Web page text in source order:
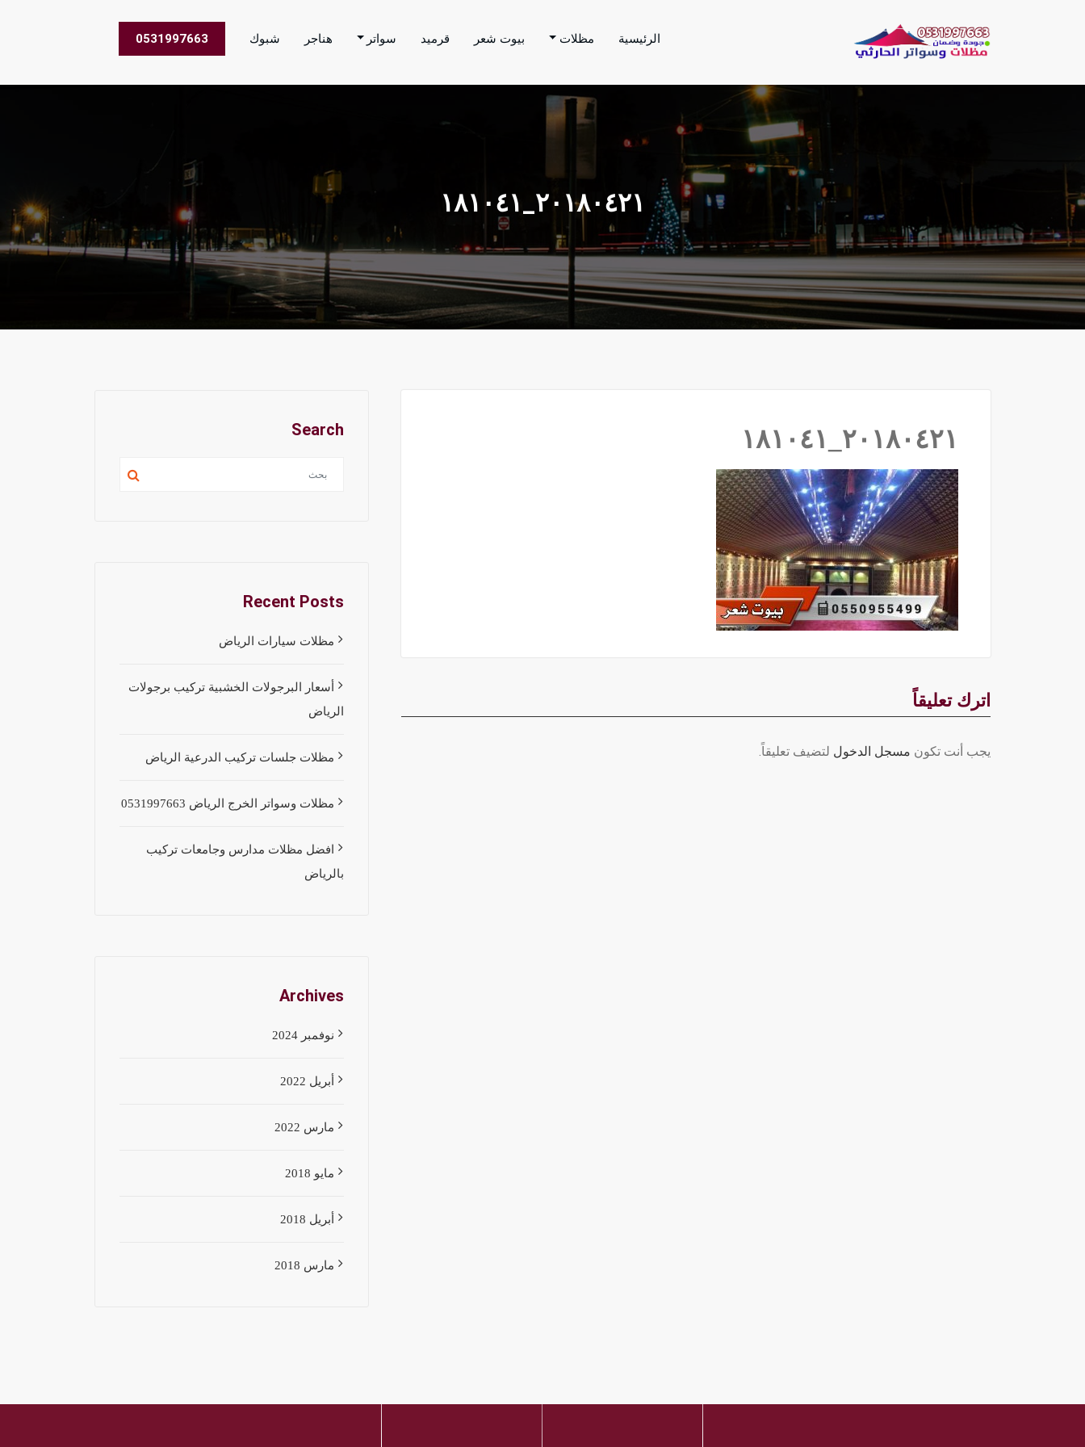
مظلات الحارثي نقوم بتنفيذ اعمال المظلات والسواتر والهناجر وغيرها من الاعمال في جميع مناطق المملكة العربية السعودية
الرئيسية مظلات بيوت شعر قرميد سواتر هناجر شبوك 0531997663
٢٠١٨٠٤٢١_١٨١٠٤١
٢٠١٨٠٤٢١_١٨١٠٤١
اترك تعليقاً
يجب أنت تكون مسجل الدخول لتضيف تعليقاً.
Search
Recent Posts
مظلات سيارات الرياض
أسعار البرجولات الخشبية تركيب برجولات
الرياض
مظلات جلسات تركيب الدرعية الرياض
مظلات وسواتر الخرج الرياض 0531997663
افضل مظلات مدارس وجامعات تركيب
بالرياض
Archives
نوفمبر 2024
أبريل 2022
مارس 2022
مايو 2018
أبريل 2018
مارس 2018